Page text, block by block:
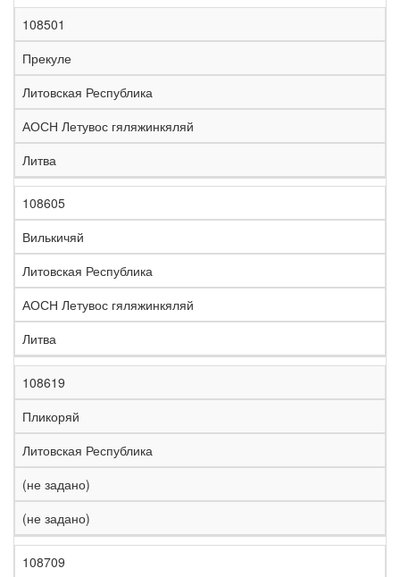
108501
Прекуле
Литовская Республика
АОСН Летувос гяляжинкяляй
Литва
108605
Вилькичяй
Литовская Республика
АОСН Летувос гяляжинкяляй
Литва
108619
Пликоряй
Литовская Республика
(не задано)
(не задано)
108709